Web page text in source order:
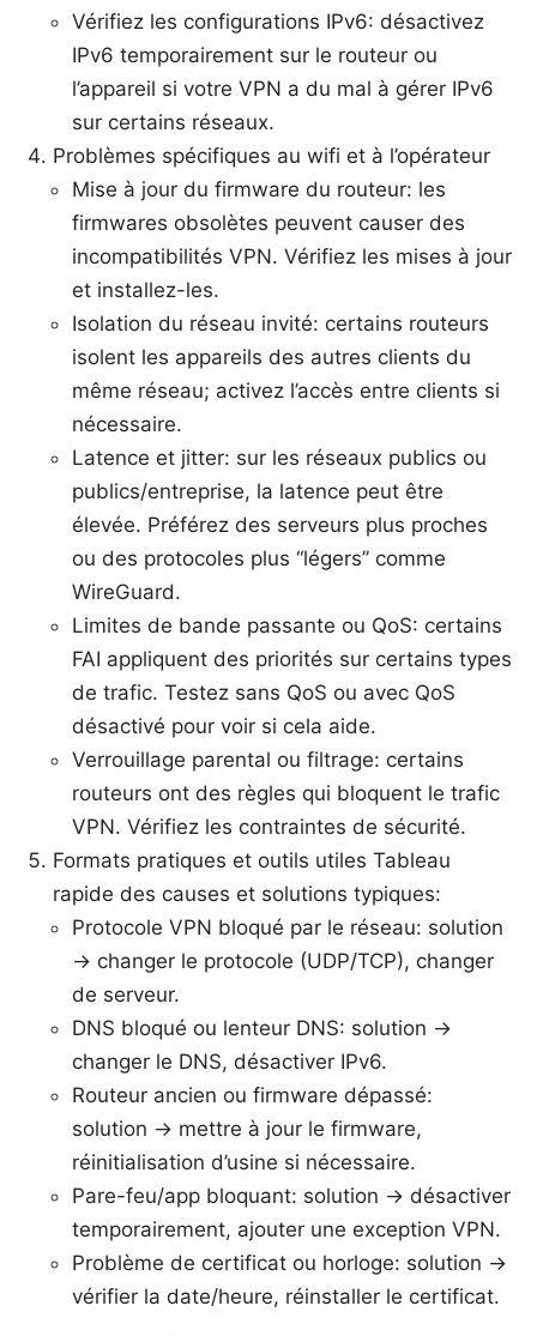
Vérifiez les configurations IPv6: désactivez
IPv6 temporairement sur le routeur ou
l’appareil si votre VPN a du mal à gérer IPv6
sur certains réseaux.
Problèmes spécifiques au wifi et à l’opérateur
Mise à jour du firmware du routeur: les
firmwares obsolètes peuvent causer des
incompatibilités VPN. Vérifiez les mises à jour
et installez-les.
Isolation du réseau invité: certains routeurs
isolent les appareils des autres clients du
même réseau; activez l’accès entre clients si
nécessaire.
Latence et jitter: sur les réseaux publics ou
publics/entreprise, la latence peut être
élevée. Préférez des serveurs plus proches
ou des protocoles plus “légers” comme
WireGuard.
Limites de bande passante ou QoS: certains
FAI appliquent des priorités sur certains types
de trafic. Testez sans QoS ou avec QoS
désactivé pour voir si cela aide.
Verrouillage parental ou filtrage: certains
routeurs ont des règles qui bloquent le trafic
VPN. Vérifiez les contraintes de sécurité.
Formats pratiques et outils utiles Tableau
rapide des causes et solutions typiques:
Protocole VPN bloqué par le réseau: solution
-> changer le protocole (UDP/TCP), changer
de serveur.
DNS bloqué ou lenteur DNS: solution ->
changer le DNS, désactiver IPv6.
Routeur ancien ou firmware dépassé:
solution -> mettre à jour le firmware,
réinitialisation d’usine si nécessaire.
Pare-feu/app bloquant: solution -> désactiver
temporairement, ajouter une exception VPN.
Problème de certificat ou horloge: solution ->
vérifier la date/heure, réinstaller le certificat.